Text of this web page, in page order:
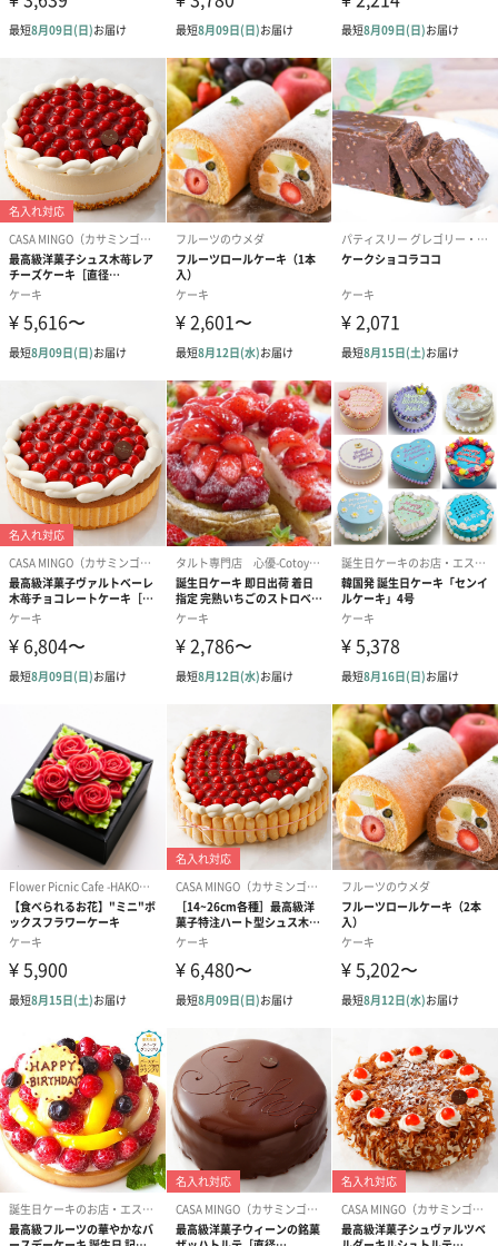
子供の頃からの夢と、自分のパティスリーを持つことへの憧れ大
好きな薔薇に囲まれる世界、そして地元富士市の花『バラ』との
運命に、いつしか、バラのマドレーヌ作りに没頭する日々を過ご
します。
素材に徹底的にこだわり、より美味しく、より美しくを探求する
中、バラのマドレーヌが完成されました。焼きたての香りが広が
る、お花に囲まれた空間で、誰もが笑顔になる【スイーツ界のお
妥協のない「美味しく、安心安全、綺麗」なお菓子づくり
本物の美味しさを追求し、幸せをお届けいたします。材料と過程
にこだわり、安心と安全をお届けいたします。美しく綺麗なもの
づくりで、感動をお届けいたします。
お客様の大切な人を、共に大切にする
「贈られる側はもちろん、贈る側も安心して贈ることができる」
「ランジェラのお菓子を手にした人が暖かく幸せな気持ちになれ
る」
そんなお菓子作りを目指しています。
大切な方への贈り物に
イベントにもおすすめ
店頭販売で人気の華やかなホワイトローズです。
レアチーズケーキの中のフランボワーズジャムとのハーモニーを
お楽しみください。
特別なケーキをプレゼントしてみてはいかがでしょうか。
送料につきまして
ご購入いただきました個数ごとに送料を頂戴しております。
大変恐れ入りますがご了承のほどよろしくお願い申し上げます。
※複数ご注文をいただきました場合にはご注文の後日に2点目以降
の送料（追加で発生する送料）をご請求させていただくご連絡が
届きます。